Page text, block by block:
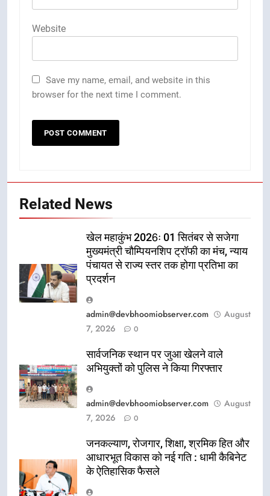
Website
Save my name, email, and website in this
browser for the next time I comment.
Related News
खेल महाकुंभ 2026ः 01 सितंबर से सजेगा
मुख्यमंत्री चौम्पियनशिप ट्रॉफी का मंच, न्याय
पंचायत से राज्य स्तर तक होगा प्रतिभा का
प्रदर्शन
admin@devbhoomiobserver.com
August
7, 2026
0
सार्वजनिक स्थान पर जुआ खेलने वाले
अभियुक्तों को पुलिस ने किया गिरफ्तार
admin@devbhoomiobserver.com
August
7, 2026
0
जनकल्याण, रोजगार, शिक्षा, श्रमिक हित और
आधारभूत विकास को नई गति : धामी कैबिनेट
के ऐतिहासिक फैसले